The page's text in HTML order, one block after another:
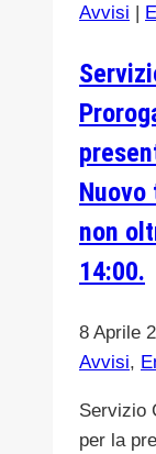
Avvisi |
non
14:00.
8 Aprile
Avvisi,
Servizio
per la